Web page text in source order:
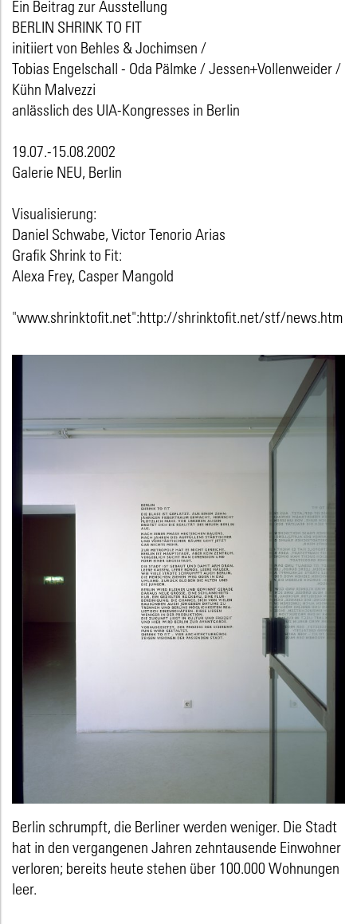
Ein Beitrag zur Ausstellung
BERLIN SHRINK TO FIT
initiiert von Behles & Jochimsen /
Tobias Engelschall - Oda Pälmke / Jessen+Vollenweider /
Kühn Malvezzi
anlässlich des UIA-Kongresses in Berlin
19.07.-15.08.2002
Galerie NEU, Berlin
Visualisierung:
Daniel Schwabe, Victor Tenorio Arias
Grafik Shrink to Fit:
Alexa Frey, Casper Mangold
"www.shrinktofit.net":http://shrinktofit.net/stf/news.htm
Berlin schrumpft, die Berliner werden weniger. Die Stadt
hat in den vergangenen Jahren zehntausende Einwohner
verloren; bereits heute stehen über 100.000 Wohnungen
leer.